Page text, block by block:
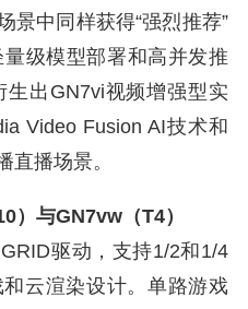
景中同样获得“强烈推荐”
级模型部署和高并发推
出GN7vi视频增强型实
Video Fusion AI技术和
直播场景。
）与GN7vw（T4）
驱动，支持1/2和1/4
云渲染设计。单路游戏